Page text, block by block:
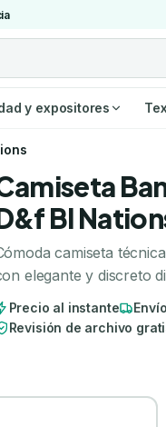
y expositores
Bl
camiseta
elegante y discreto
Precio al instante
Revisión de archivo